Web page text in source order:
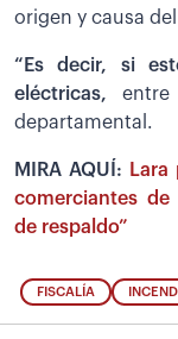
origen y causa
“Es decir, si
eléctricas, entre
departamental.
MIRA AQUÍ:
comerciantes de
de respaldo”
FISCALÍA